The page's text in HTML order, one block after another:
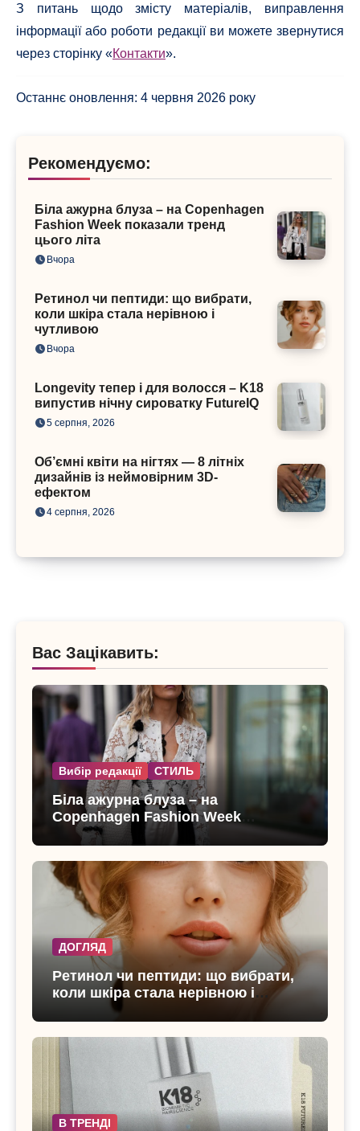
З питань щодо змісту матеріалів, виправлення
інформації або роботи редакції ви можете звернутися
через сторінку «Контакти».
Останнє оновлення: 4 червня 2026 року
Рекомендуємо:
Біла ажурна блуза – на Copenhagen
Fashion Week показали тренд
цього літа
Вчора
Ретинол чи пептиди: що вибрати,
коли шкіра стала нерівною і
чутливою
Вчора
Longevity тепер і для волосся – K18
випустив нічну сироватку FutureIQ
5 серпня, 2026
Об’ємні квіти на нігтях — 8 літніх
дизайнів із неймовірним 3D-
ефектом
4 серпня, 2026
Вас Зацікавить:
Вибір редакції СТИЛЬ
Біла ажурна блуза – на
Copenhagen Fashion Week
показали тренд цього літа
ДОГЛЯД
Ретинол чи пептиди: що вибрати,
коли шкіра стала нерівною і
чутливою
В ТРЕНДІ